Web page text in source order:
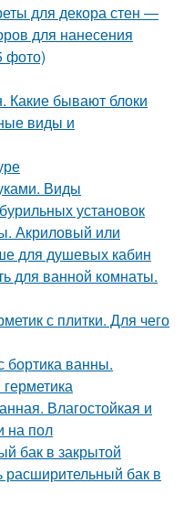
для декора стен —
для нанесения
фото)
Какие бывают блоки
виды и
Виды
установок
Акриловый или
для душевых кабин
для ванной комнаты.
с плитки. Для чего
бортика ванны.
Влагостойкая и
на пол
бак в закрытой
расширительный бак в